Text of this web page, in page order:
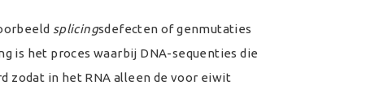
splicingsdefecten of genmutaties
is het proces waarbij DNA-sequenties die
zodat in het RNA alleen de voor eiwit